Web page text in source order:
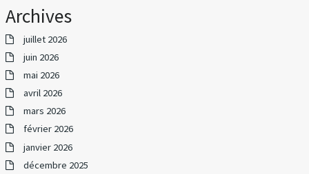
Archives
juillet 2026
juin 2026
mai 2026
avril 2026
mars 2026
février 2026
janvier 2026
décembre 2025